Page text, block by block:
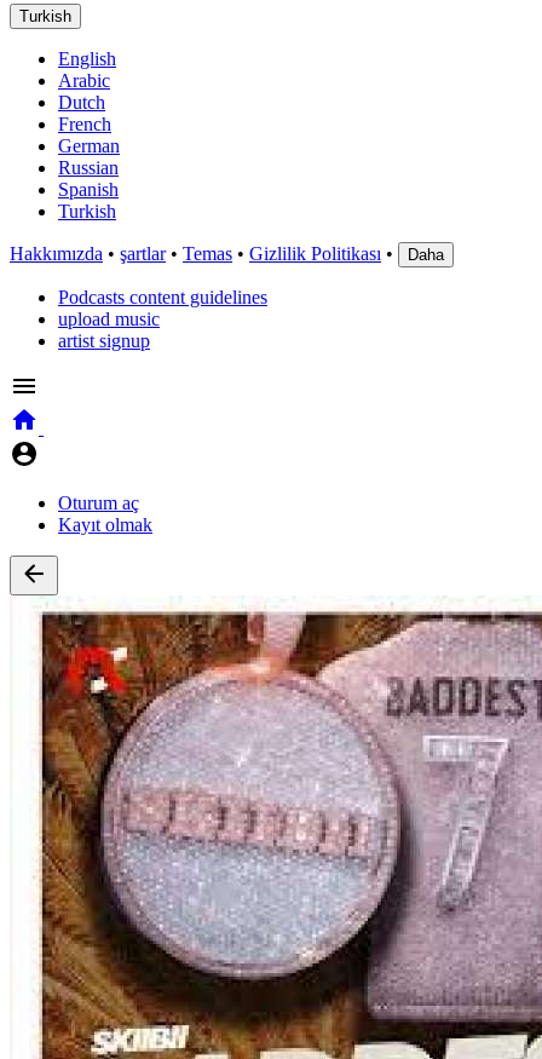
Turkish
English
Arabic
Dutch
French
German
Russian
Spanish
Turkish
Hakkımızda • şartlar• Temas • Gizlilik Politikası • Daha
Podcasts content guidelines
upload music
artist signup
Oturum aç
Kayıt olmak